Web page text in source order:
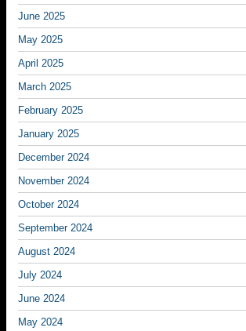
June 2025
May 2025
April 2025
March 2025
February 2025
January 2025
December 2024
November 2024
October 2024
September 2024
August 2024
July 2024
June 2024
May 2024